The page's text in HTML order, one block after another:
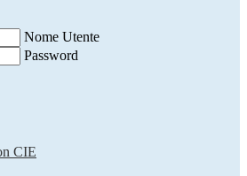
Nome Utente
Password
CIE